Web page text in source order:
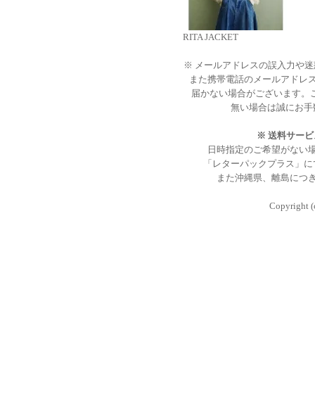
RITA JACKET
※ メールアドレスの誤入力や
また携帯電話のメールアドレ
届かない場合がございます。
無い場合は誠にお
※ 送料サービ
日時指定のご希望がない
「レターパックプラス」
また沖縄県、離島につ
Copyright